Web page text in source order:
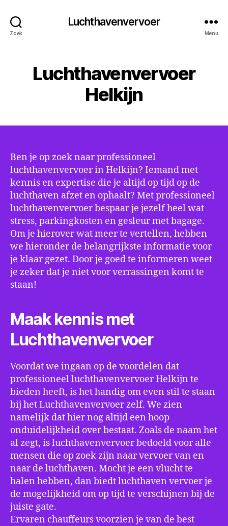
Zoek
Luchthavenvervoer
Menu
Luchthavenvervoer
Helkijn
Ben je op zoek naar professioneel
luchthavenvervoer in Helkijn? Iemand met
kennis en expertise die je altijd op tijd op de
luchthaven afzet en ophaalt? Met professioneel
luchthavenvervoer bespaar je jezelf heel wat
stress, parkingkosten en gesleur met bagage.
Om je hierover wat meer te vertellen, hebben
we hieronder de belangrijkste informatie voor
je klaar gezet. Door je goed te informeren weet
je zeker dat je niet voor verrassingen komt te
staan!
Maak kennis met
Luchthavenvervoer
Voordat we ingaan op de voordelen dat
professioneel luchthavenvervoer Helkijn te
bieden heeft, is het handig om even stil te staan
bij het Luchthavenvervoer zelf. We zien
namelijk dat hier nog altijd een hoop
onduidelijkheid over bestaat. Zoals de naam het
al zegt, is luchthavenvervoer bedoeld voor alle
mensen die op zoek zijn naar vervoer van en
naar de luchthaven. Mocht je een vlucht te
halen hebben, dan biedt luchthaven vervoer je
de mogelijkheid om op tijd te verschijnen bij de
juiste gate.
Ervaren chauffeurs voorzien je van de best